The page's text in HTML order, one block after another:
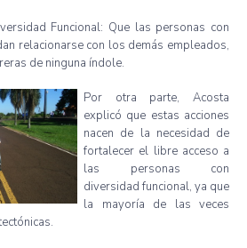
Funcional: Que las personas con
relacionarsecon los demás empleados,
de ninguna índole.
Por otra parte, Acosta
explicó que estas acciones
nacen de la necesidad de
fortalecer el libre acceso a
las personas con
diversidad funcional, ya que
la mayoría de las veces
.